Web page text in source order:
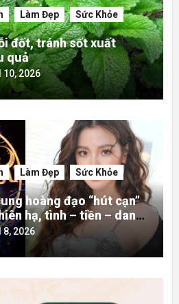
Làm Đẹp Sức Khỏe
đốt, tránh sốt xuất
quả
10, 2026
Làm Đẹp Sức Khỏe
hoàng đạo “hút cạn”
hạ, tình – tiền – danh
8, 2026